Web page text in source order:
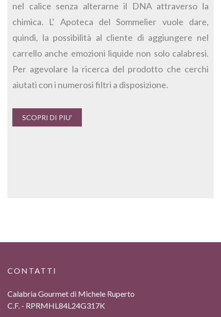
nel calice senza alterarne il DNA attraverso la
chimica. L' Apoteca del Sommelier vuole dare,
quindi, la possibilità al cliente di aggiungere nel
carrello anche emozioni liquide non solo calabresi.
Per agevolare la ricerca del prodotto che cerchi
aiutati con i numerosi filtri a disposizione.
SCOPRI DI PIU'
CONTATTI
Calabria Gourmet di Michele Ruperto
C.F. - RPRMHL84L24G317K